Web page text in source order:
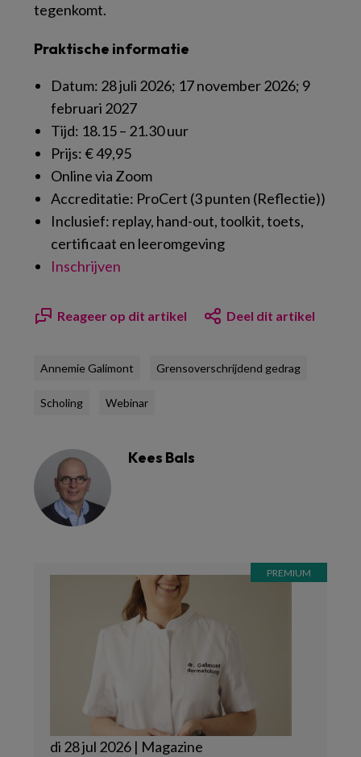
tegenkomt.
Praktische informatie
Datum: 28 juli 2026; 17 november 2026; 9
februari 2027
Tijd: 18.15 – 21.30 uur
Prijs: € 49,95
Online via Zoom
Accreditatie: ProCert (3 punten (Reflectie))
Inclusief: replay, hand-out, toolkit, toets,
certificaat en leeromgeving
Inschrijven
Reageer op dit artikel Deel dit artikel
Annemie Galimont Grensoverschrijdend gedrag
Scholing Webinar
Kees Bals
di 28 jul 2026 | Magazine